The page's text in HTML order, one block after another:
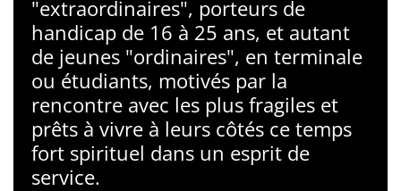
"extraordinaires", porteurs de
handicap de 16 à 25 ans, et autant
de jeunes "ordinaires", en terminale
ou étudiants, motivés par la
rencontre avec les plus fragiles et
prêts à vivre à leurs côtés ce temps
fort spirituel dans un esprit de
service.